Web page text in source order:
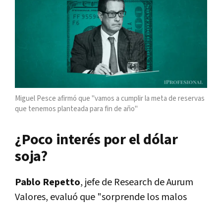
Miguel Pesce afirmó que "vamos a cumplir la meta de reservas
que tenemos planteada para fin de año"
¿Poco interés por el dólar
soja?
Pablo Repetto, jefe de Research de Aurum
Valores, evaluó que "sorprende los malos